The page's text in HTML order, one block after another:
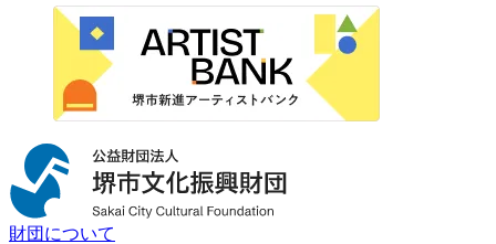
財団について